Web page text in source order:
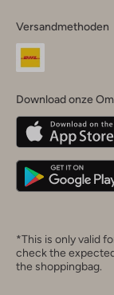
dein
Land
Belgique
Versandmethoden
Download onze
*This is only valid
check the
the shoppingbag.